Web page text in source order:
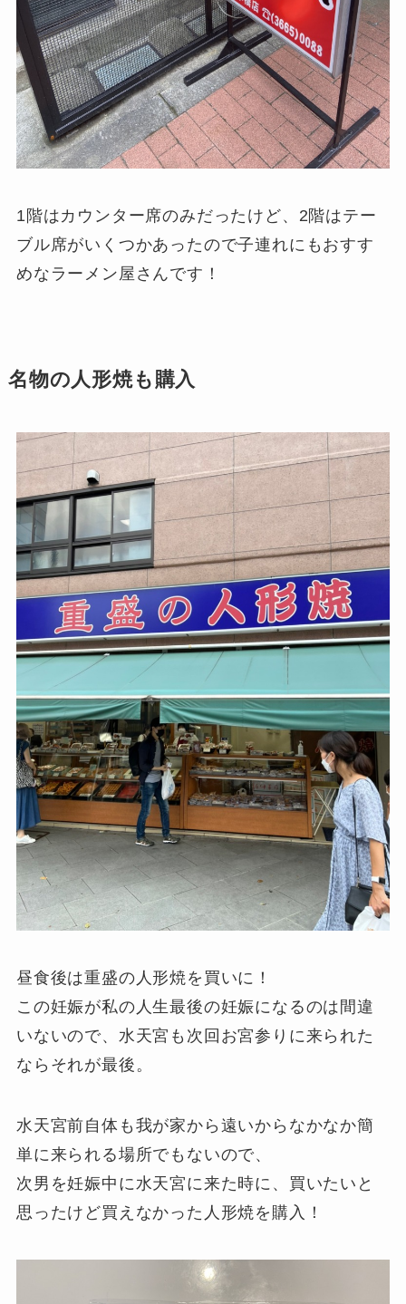
1階はカウンター席のみだったけど、2階はテー
ブル席がいくつかあったので子連れにもおすす
めなラーメン屋さんです！
名物の人形焼も購入
昼食後は重盛の人形焼を買いに！
この妊娠が私の人生最後の妊娠になるのは間違
いないので、水天宮も次回お宮参りに来られた
ならそれが最後。
水天宮前自体も我が家から遠いからなかなか簡
単に来られる場所でもないので、
次男を妊娠中に水天宮に来た時に、買いたいと
思ったけど買えなかった人形焼を購入！